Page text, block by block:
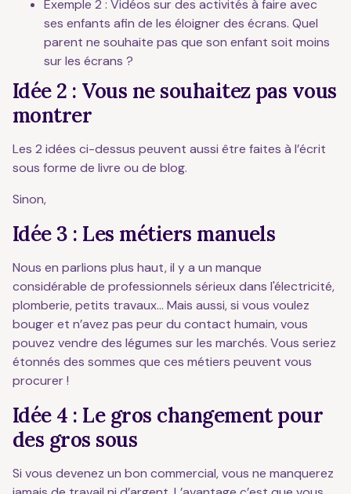
Exemple 2 : Vidéos sur des activités à faire avec
ses enfants afin de les éloigner des écrans. Quel
parent ne souhaite pas que son enfant soit moins
sur les écrans ?
Idée 2 : Vous ne souhaitez pas vous
montrer
Les 2 idées ci-dessus peuvent aussi être faites à l’écrit
sous forme de livre ou de blog.
Sinon,
Idée 3 : Les métiers manuels
Nous en parlions plus haut, il y a un manque
considérable de professionnels sérieux dans l'électricité,
plomberie, petits travaux… Mais aussi, si vous voulez
bouger et n’avez pas peur du contact humain, vous
pouvez vendre des légumes sur les marchés. Vous seriez
étonnés des sommes que ces métiers peuvent vous
procurer !
Idée 4 : Le gros changement pour
des gros sous
Si vous devenez un bon commercial, vous ne manquerez